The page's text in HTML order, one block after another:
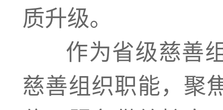
质升级。
作为省级慈善组
慈善组织职能，聚